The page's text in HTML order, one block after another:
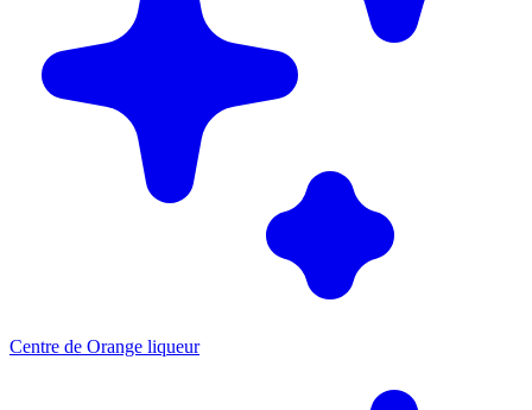
Centre de Orange liqueur